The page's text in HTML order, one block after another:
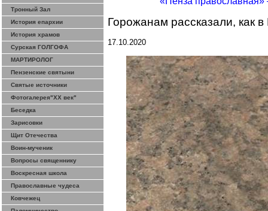
Тронный Зал
История епархии
История храмов
Сурская ГОЛГОФА
МАРТИРОЛОГ
Пензенские святыни
Святые источники
Фотогалерея"ХХ век"
Беседка
Зарисовки
Щит Отечества
Воин-мученик
Вопросы священнику
Воскресная школа
Православные чудеса
Ковчежец
Горожанам рассказали,
17.10.2020